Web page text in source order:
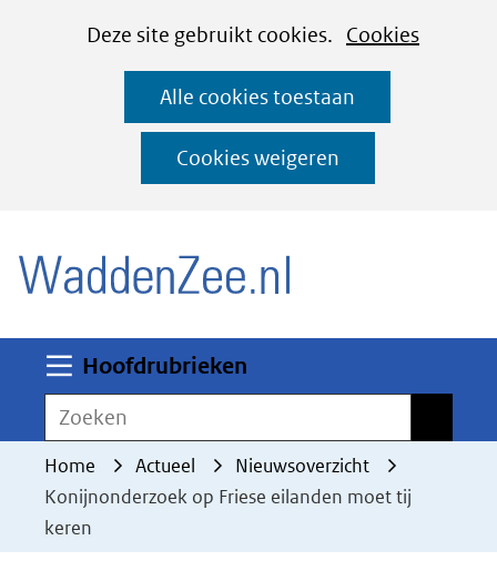
CookiesDeze site gebruikt cookies. Cookies
deze
worden
toegestaan
geweigerd.
Alle cookies toestaan
Cookies weigeren
Ga
naar
de
inhoud
Hoofdrubrieken
Zoeken
Home Actueel
Nieuwsoverzicht
Konijnonderzoek op Friese eilanden moet tij
keren